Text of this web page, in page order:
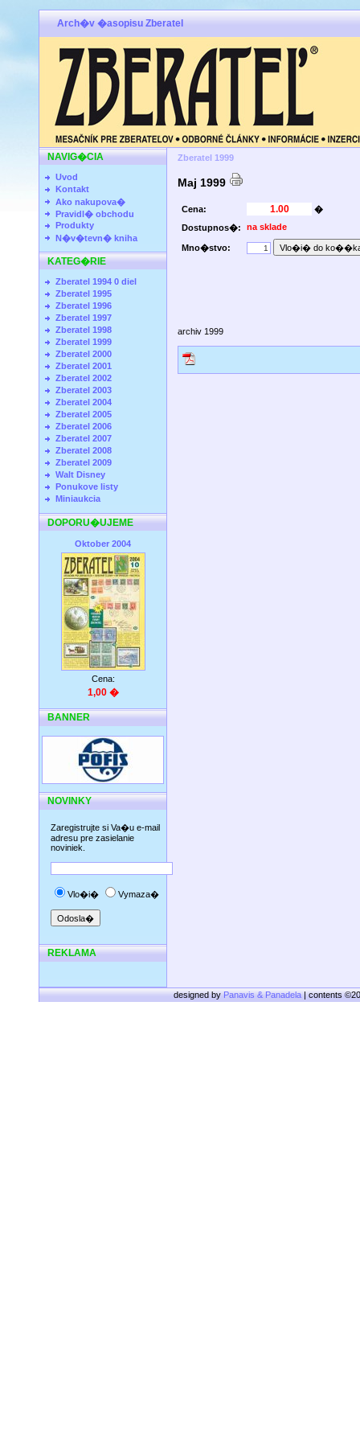
Arch�v �asopisu Zberatel
NAVIG�CIA
Uvod
Kontakt
Ako nakupova�
Pravidl� obchodu
Produkty
N�v�tevn� kniha
KATEG�RIE
Zberatel 1994 0 diel
Zberatel 1995
Zberatel 1996
Zberatel 1997
Zberatel 1998
Zberatel 1999
Zberatel 2000
Zberatel 2001
Zberatel 2002
Zberatel 2003
Zberatel 2004
Zberatel 2005
Zberatel 2006
Zberatel 2007
Zberatel 2008
Zberatel 2009
Walt Disney
Ponukove listy
Miniaukcia
DOPORU�UJEME
Oktober 2004
Cena:
1,00 �
BANNER
NOVINKY
Zaregistrujte si Va�u e-mail
adresu pre zasielanie
noviniek.
Vlo�i� Vymaza�
REKLAMA
Zberatel 1999
Maj 1999
Cena:
�
Dostupnos�:
na sklade
Mno�stvo:
archiv 1999
designed byPanavis & Panadela| contents